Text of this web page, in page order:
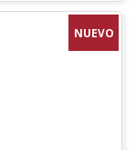
NUEVO